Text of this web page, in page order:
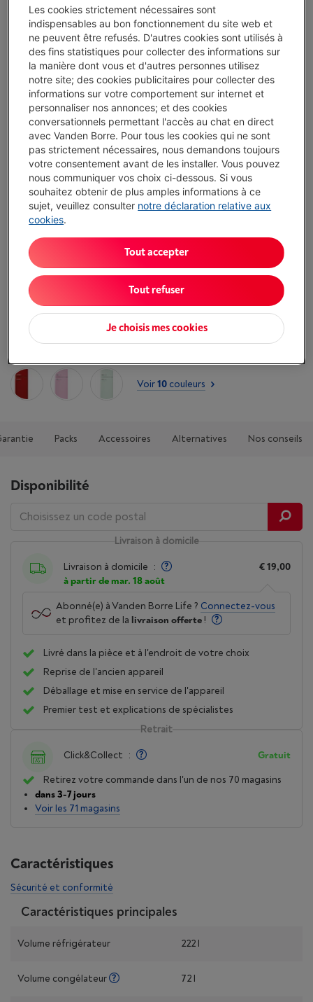
Comparer
Vanden Borre Life Gros électro
€ 14,99/ mois
Prolongez la durée de vie de vos appareils avec un seul
abonnement
Ce produit serait couvert10 ans après votre achat.
Plus d'infos
Atouts
Magnifique design rétro
Congélateur pratique en haut
Congélateur sans technologie NoFrost
Afficher toutes les caractéristiques
Voir10 couleurs
Packs Accessoires Alternatives Nos conseils
Disponibilité
Livraison à domicile
Livraison à domicile :
à partir de mar. 18 août
€ 19,00
Abonné(e) à Vanden Borre Life ? Connectez-vous
et profitez de la livraison offerte !
Livré dans la pièce et à l'endroit de votre choix
Reprise de l'ancien appareil
Déballage et mise en service de l'appareil
Premier test et explications de spécialistes
Retrait
Click&Collect : Gratuit
Retirez votre commande dans l'un de nos 70 magasins
dans 3-7 jours
Voir les 71 magasins
Caractéristiques
Sécurité et conformité
Caractéristiques principales
Volume réfrigérateur 222 l
Volume congélateur 72 l
Les cookies strictement nécessaires sont
indispensables au bon fonctionnement du site web et
ne peuvent être refusés. D'autres cookies sont utilisés à
des fins statistiques pour collecter des informations sur
la manière dont vous et d'autres personnes utilisez
notre site; des cookies publicitaires pour collecter des
informations sur votre comportement sur internet et
personnaliser nos annonces; et des cookies
conversationnels permettant l'accès au chat en direct
avec Vanden Borre. Pour tous les cookies qui ne sont
pas strictement nécessaires, nous demandons toujours
votre consentement avant de les installer. Vous pouvez
nous communiquer vos choix ci-dessous. Si vous
souhaitez obtenir de plus amples informations à ce
sujet, veuillez consulter notre déclaration relative aux
cookies.
Je choisis mes cookies
Tout refuser
Tout accepter